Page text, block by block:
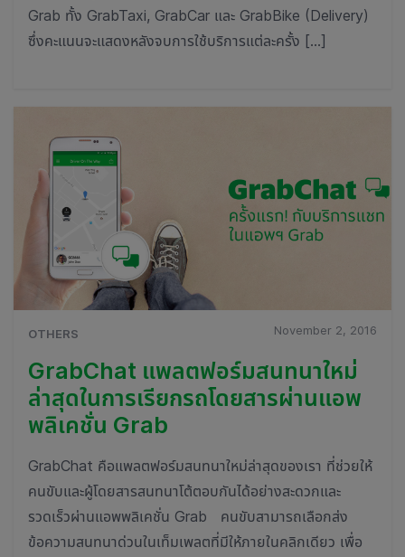
Grab ทั้ง GrabTaxi, GrabCar และ GrabBike (Delivery)
ซึ่งคะแนนจะแสดงหลังจบการใช้บริการแต่ละครั้ง […]
OTHERS November 2, 2016
GrabChat แพลตฟอร์มสนทนาใหม่
ล่าสุดในการเรียกรถโดยสารผ่านแอพ
พลิเคชั่น Grab
GrabChat คือแพลตฟอร์มสนทนาใหม่ล่าสุดของเรา ที่ช่วยให้
คนขับและผู้โดยสารสนทนาโต้ตอบกันได้อย่างสะดวกและ
รวดเร็วผ่านแอพพลิเคชั่น Grab คนขับสามารถเลือกส่ง
ข้อความสนทนาด่วนในเท็มเพลตที่มีให้ภายในคลิกเดียว เพื่อ